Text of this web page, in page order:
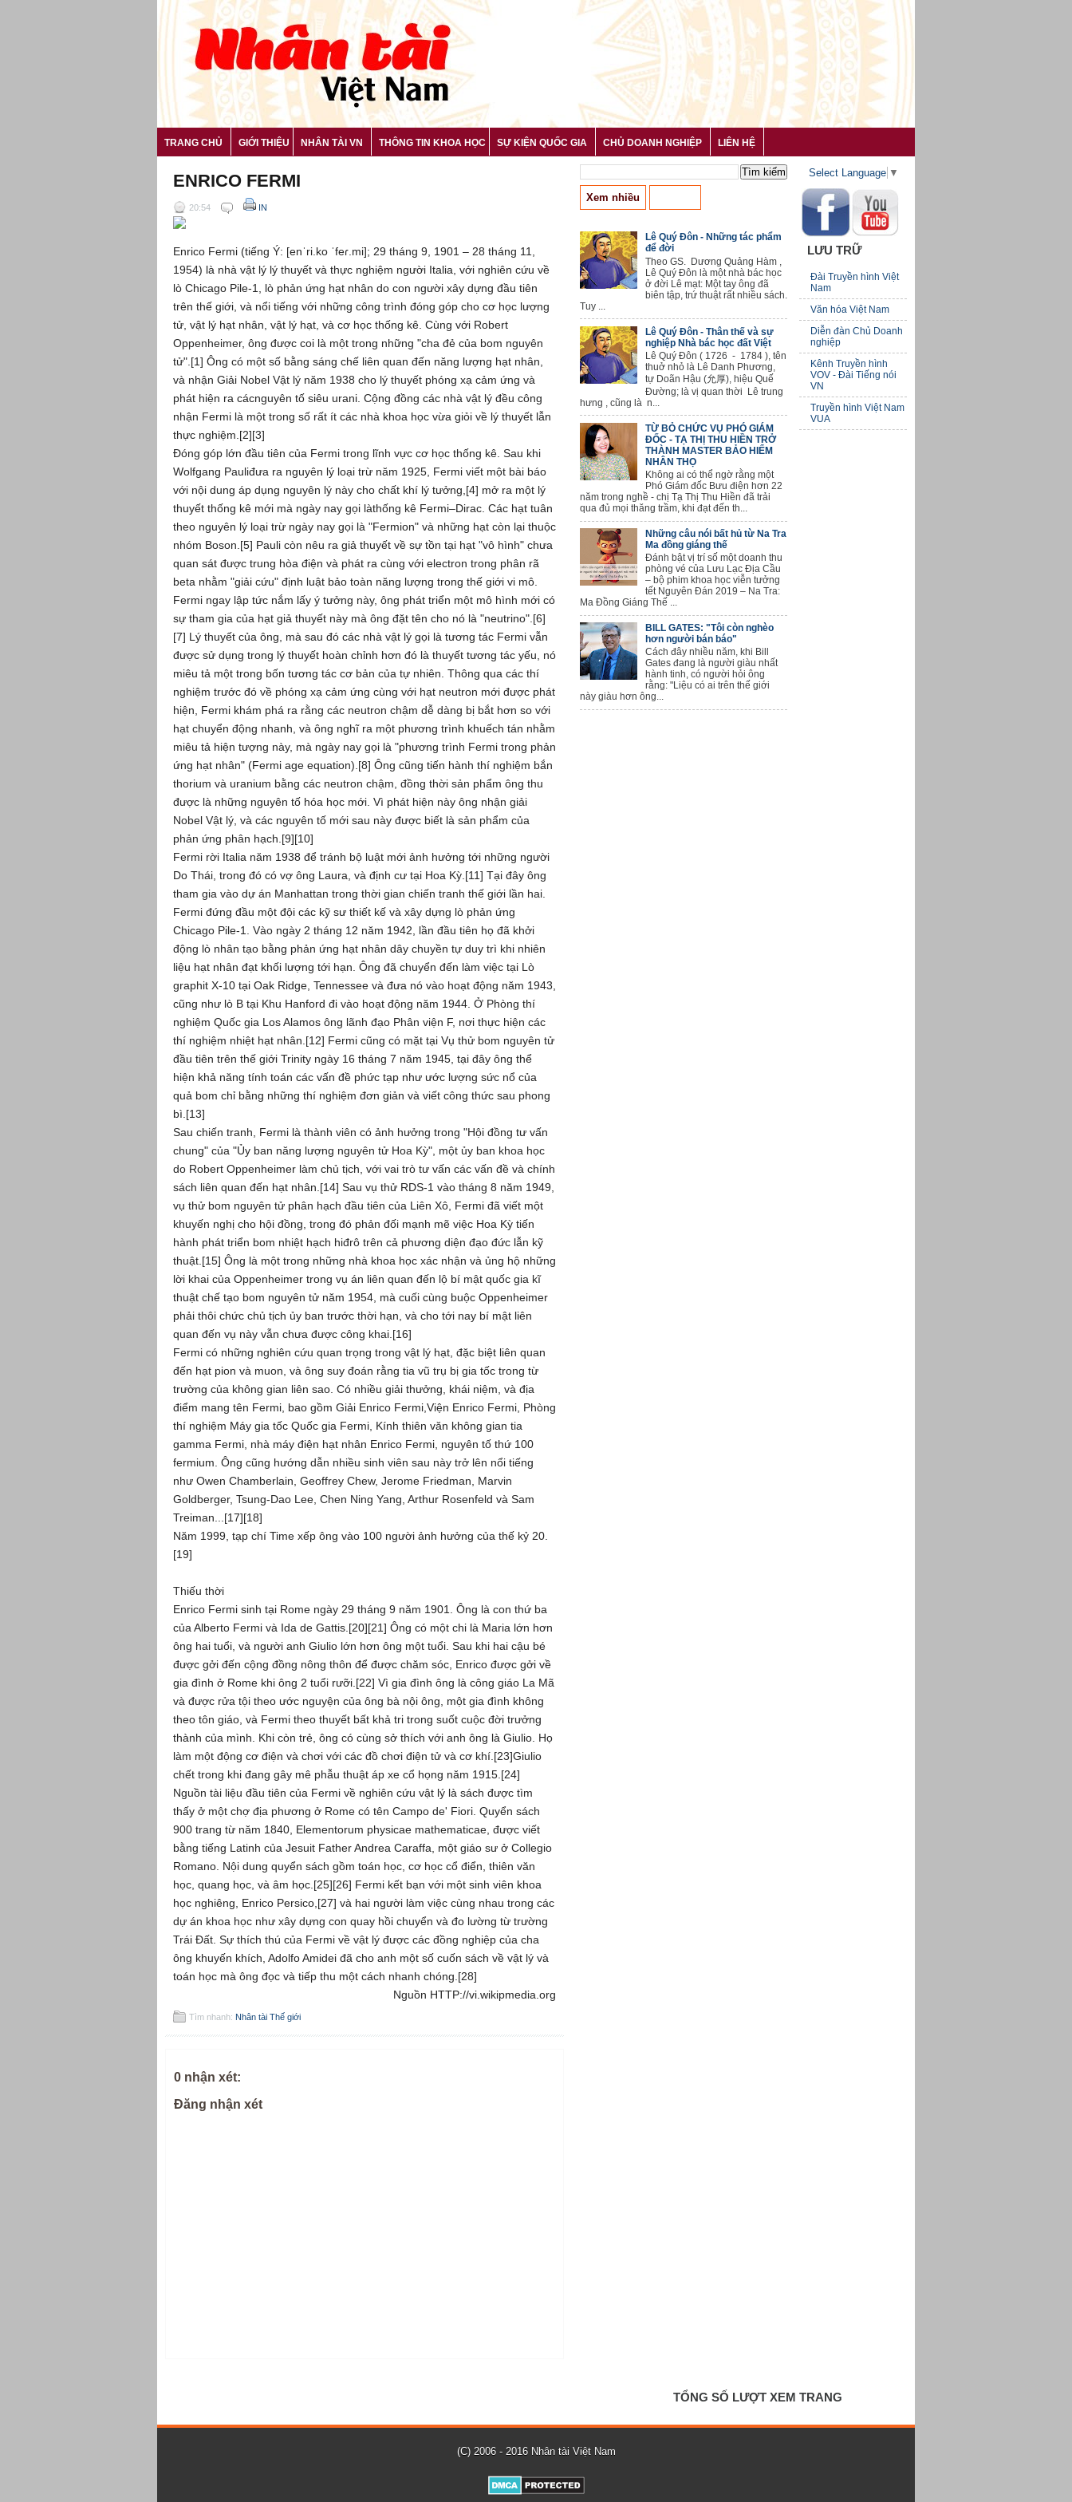
TRANG CHỦ GIỚI THIỆU NHÂN TÀI VN THÔNG TIN KHOA HỌC SỰ KIỆN QUỐC GIA CHỦ DOANH NGHIỆP LIÊN HỆ
ENRICO FERMI
20:54 IN
Enrico Fermi (tiếng Ý: [enˈri.ko ˈfeɾ.mi]; 29 tháng 9, 1901 – 28 tháng 11,
1954) là nhà vật lý lý thuyết và thực nghiệm người Italia, với nghiên cứu về
lò Chicago Pile-1, lò phản ứng hạt nhân do con người xây dựng đầu tiên
trên thế giới, và nổi tiếng với những công trình đóng góp cho cơ học lượng
tử, vật lý hạt nhân, vật lý hạt, và cơ học thống kê. Cùng với Robert
Oppenheimer, ông được coi là một trong những "cha đẻ của bom nguyên
tử".[1] Ông có một số bằng sáng chế liên quan đến năng lượng hạt nhân,
và nhận Giải Nobel Vật lý năm 1938 cho lý thuyết phóng xạ cảm ứng và
phát hiện ra cácnguyên tố siêu urani. Cộng đồng các nhà vật lý đều công
nhận Fermi là một trong số rất ít các nhà khoa học vừa giỏi về lý thuyết lẫn
thực nghiệm.[2][3]
Đóng góp lớn đầu tiên của Fermi trong lĩnh vực cơ học thống kê. Sau khi
Wolfgang Pauliđưa ra nguyên lý loại trừ năm 1925, Fermi viết một bài báo
với nội dung áp dụng nguyên lý này cho chất khí lý tưởng,[4] mở ra một lý
thuyết thống kê mới mà ngày nay gọi làthống kê Fermi–Dirac. Các hạt tuân
theo nguyên lý loại trừ ngày nay gọi là "Fermion" và những hạt còn lại thuộc
nhóm Boson.[5] Pauli còn nêu ra giả thuyết về sự tồn tại hạt "vô hình" chưa
quan sát được trung hòa điện và phát ra cùng với electron trong phân rã
beta nhằm "giải cứu" định luật bảo toàn năng lượng trong thế giới vi mô.
Fermi ngay lập tức nắm lấy ý tưởng này, ông phát triển một mô hình mới có
sự tham gia của hạt giả thuyết này mà ông đặt tên cho nó là "neutrino".[6]
[7] Lý thuyết của ông, mà sau đó các nhà vật lý gọi là tương tác Fermi vẫn
được sử dụng trong lý thuyết hoàn chỉnh hơn đó là thuyết tương tác yếu, nó
miêu tả một trong bốn tương tác cơ bản của tự nhiên. Thông qua các thí
nghiệm trước đó về phóng xạ cảm ứng cùng với hạt neutron mới được phát
hiện, Fermi khám phá ra rằng các neutron chậm dễ dàng bị bắt hơn so với
hạt chuyển động nhanh, và ông nghĩ ra một phương trình khuếch tán nhằm
miêu tả hiện tượng này, mà ngày nay gọi là "phương trình Fermi trong phản
ứng hạt nhân" (Fermi age equation).[8] Ông cũng tiến hành thí nghiệm bắn
thorium và uranium bằng các neutron chậm, đồng thời sản phẩm ông thu
được là những nguyên tố hóa học mới. Vì phát hiện này ông nhận giải
Nobel Vật lý, và các nguyên tố mới sau này được biết là sản phẩm của
phản ứng phân hạch.[9][10]
Fermi rời Italia năm 1938 để tránh bộ luật mới ảnh hưởng tới những người
Do Thái, trong đó có vợ ông Laura, và định cư tại Hoa Kỳ.[11] Tại đây ông
tham gia vào dự án Manhattan trong thời gian chiến tranh thế giới lần hai.
Fermi đứng đầu một đội các kỹ sư thiết kế và xây dựng lò phản ứng
Chicago Pile-1. Vào ngày 2 tháng 12 năm 1942, lần đầu tiên họ đã khởi
động lò nhân tạo bằng phản ứng hạt nhân dây chuyền tự duy trì khi nhiên
liệu hạt nhân đạt khối lượng tới hạn. Ông đã chuyển đến làm việc tại Lò
graphit X-10 tại Oak Ridge, Tennessee và đưa nó vào hoạt động năm 1943,
cũng như lò B tại Khu Hanford đi vào hoạt động năm 1944. Ở Phòng thí
nghiệm Quốc gia Los Alamos ông lãnh đạo Phân viện F, nơi thực hiện các
thí nghiệm nhiệt hạt nhân.[12] Fermi cũng có mặt tại Vụ thử bom nguyên tử
đầu tiên trên thế giới Trinity ngày 16 tháng 7 năm 1945, tại đây ông thể
hiện khả năng tính toán các vấn đề phức tạp như ước lượng sức nổ của
quả bom chỉ bằng những thí nghiệm đơn giản và viết công thức sau phong
bì.[13]
Sau chiến tranh, Fermi là thành viên có ảnh hưởng trong "Hội đồng tư vấn
chung" của "Ủy ban năng lượng nguyên tử Hoa Kỳ", một ủy ban khoa học
do Robert Oppenheimer làm chủ tịch, với vai trò tư vấn các vấn đề và chính
sách liên quan đến hạt nhân.[14] Sau vụ thử RDS-1 vào tháng 8 năm 1949,
vụ thử bom nguyên tử phân hạch đầu tiên của Liên Xô, Fermi đã viết một
khuyến nghị cho hội đồng, trong đó phản đối mạnh mẽ việc Hoa Kỳ tiến
hành phát triển bom nhiệt hạch hiđrô trên cả phương diện đạo đức lẫn kỹ
thuật.[15] Ông là một trong những nhà khoa học xác nhận và ủng hộ những
lời khai của Oppenheimer trong vụ án liên quan đến lộ bí mật quốc gia kĩ
thuật chế tạo bom nguyên tử năm 1954, mà cuối cùng buộc Oppenheimer
phải thôi chức chủ tịch ủy ban trước thời hạn, và cho tới nay bí mật liên
quan đến vụ này vẫn chưa được công khai.[16]
Fermi có những nghiên cứu quan trọng trong vật lý hạt, đặc biệt liên quan
đến hạt pion và muon, và ông suy đoán rằng tia vũ trụ bị gia tốc trong từ
trường của không gian liên sao. Có nhiều giải thưởng, khái niệm, và địa
điểm mang tên Fermi, bao gồm Giải Enrico Fermi,Viện Enrico Fermi, Phòng
thí nghiệm Máy gia tốc Quốc gia Fermi, Kính thiên văn không gian tia
gamma Fermi, nhà máy điện hạt nhân Enrico Fermi, nguyên tố thứ 100
fermium. Ông cũng hướng dẫn nhiều sinh viên sau này trở lên nổi tiếng
như Owen Chamberlain, Geoffrey Chew, Jerome Friedman, Marvin
Goldberger, Tsung-Dao Lee, Chen Ning Yang, Arthur Rosenfeld và Sam
Treiman...[17][18]
Năm 1999, tạp chí Time xếp ông vào 100 người ảnh hưởng của thế kỷ 20.
[19]
Thiếu thời
Enrico Fermi sinh tại Rome ngày 29 tháng 9 năm 1901. Ông là con thứ ba
của Alberto Fermi và Ida de Gattis.[20][21] Ông có một chi là Maria lớn hơn
ông hai tuổi, và người anh Giulio lớn hơn ông một tuổi. Sau khi hai cậu bé
được gởi đến cộng đồng nông thôn để được chăm sóc, Enrico được gởi về
gia đình ở Rome khi ông 2 tuổi rưỡi.[22] Vì gia đình ông là công giáo La Mã
và được rửa tội theo ước nguyện của ông bà nội ông, một gia đình không
theo tôn giáo, và Fermi theo thuyết bất khả tri trong suốt cuộc đời trưởng
thành của mình. Khi còn trẻ, ông có cùng sở thích với anh ông là Giulio. Họ
làm một động cơ điện và chơi với các đồ chơi điện tử và cơ khí.[23]Giulio
chết trong khi đang gây mê phẫu thuật áp xe cổ họng năm 1915.[24]
Nguồn tài liệu đầu tiên của Fermi về nghiên cứu vật lý là sách được tìm
thấy ở một chợ địa phương ở Rome có tên Campo de' Fiori. Quyển sách
900 trang từ năm 1840, Elementorum physicae mathematicae, được viết
bằng tiếng Latinh của Jesuit Father Andrea Caraffa, một giáo sư ở Collegio
Romano. Nội dung quyển sách gồm toán học, cơ học cổ điển, thiên văn
học, quang học, và âm học.[25][26] Fermi kết bạn với một sinh viên khoa
học nghiêng, Enrico Persico,[27] và hai người làm việc cùng nhau trong các
dự án khoa học như xây dựng con quay hồi chuyển và đo lường từ trường
Trái Đất. Sự thích thú của Fermi về vật lý được các đồng nghiệp của cha
ông khuyến khích, Adolfo Amidei đã cho anh một số cuốn sách về vật lý và
toán học mà ông đọc và tiếp thu một cách nhanh chóng.[28]
Nguồn HTTP://vi.wikipmedia.org
Tìm nhanh: Nhân tài Thế giới
0 nhận xét:
Đăng nhận xét
Xem nhiều
Lê Quý Đôn - Những tác phẩm
để đời
Theo GS. Dương Quảng Hàm ,
Lê Quý Đôn là một nhà bác học
ở đời Lê mạt: Một tay ông đã
biên tập, trứ thuật rất nhiều sách.
Tuy ...
Lê Quý Đôn - Thân thế và sự
nghiệp Nhà bác học đất Việt
Lê Quý Đôn ( 1726 - 1784 ), tên
thuở nhỏ là Lê Danh Phương,
tự Doãn Hậu (允厚), hiệu Quế
Đường; là vị quan thời Lê trung
hưng , cũng là n...
TỪ BỎ CHỨC VỤ PHÓ GIÁM
ĐỐC - TẠ THỊ THU HIỀN TRỞ
THÀNH MASTER BẢO HIỂM
NHÂN THỌ
Không ai có thể ngờ rằng một
Phó Giám đốc Bưu điện hơn 22
năm trong nghề - chị Tạ Thị Thu Hiền đã trải
qua đủ mọi thăng trầm, khi đạt đến th...
Những câu nói bất hủ từ Na Tra
Ma đồng giáng thế
Đánh bật vị trí số một doanh thu
phòng vé của Lưu Lạc Địa Cầu
– bộ phim khoa học viễn tưởng
tết Nguyên Đán 2019 – Na Tra:
Ma Đồng Giáng Thế ...
BILL GATES: "Tôi còn nghèo
hơn người bán báo"
Cách đây nhiều năm, khi Bill
Gates đang là người giàu nhất
hành tinh, có người hỏi ông
rằng: "Liệu có ai trên thế giới
này giàu hơn ông...
Select Language ▼
LƯU TRỮ
Đài Truyền hình Việt
Nam
Văn hóa Việt Nam
Diễn đàn Chủ Doanh
nghiệp
Kênh Truyền hình
VOV - Đài Tiếng nói
VN
Truyền hình Việt Nam
VUA
TỔNG SỐ LƯỢT XEM TRANG
(C) 2006 - 2016 Nhân tài Việt Nam